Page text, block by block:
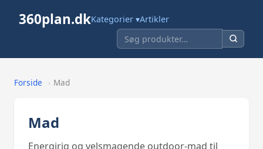
360plan.dkKategorier ▾Artikler
Forside › Mad
Mad
Energirig og velsmagende outdoor-mad til